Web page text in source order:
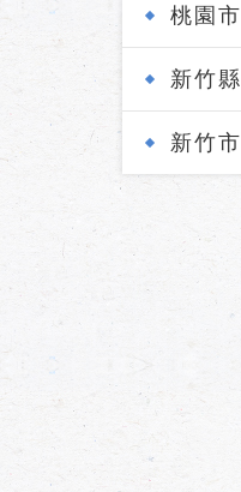
桃園市
新竹縣
新竹市